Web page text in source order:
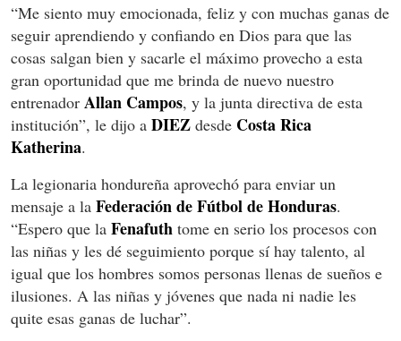
“Me siento muy emocionada, feliz y con muchas ganas de
seguir aprendiendo y confiando en Dios para que las
cosas salgan bien y sacarle el máximo provecho a esta
gran oportunidad que me brinda de nuevo nuestro
entrenador Allan Campos, y la junta directiva de esta
institución”, le dijo a DIEZ desde Costa Rica
Katherina.
La legionaria hondureña aprovechó para enviar un
mensaje a la Federación de Fútbol de Honduras.
“Espero que la Fenafuth tome en serio los procesos con
las niñas y les dé seguimiento porque sí hay talento, al
igual que los hombres somos personas llenas de sueños e
ilusiones. A las niñas y jóvenes que nada ni nadie les
quite esas ganas de luchar”.